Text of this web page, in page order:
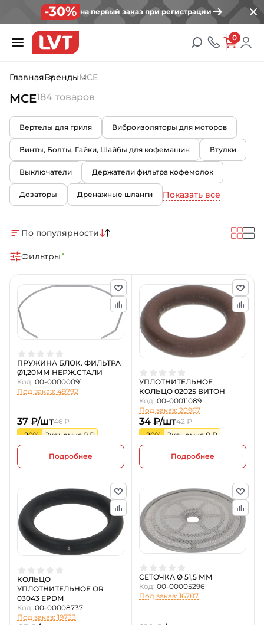
-30% на первый заказ при регистрации
0
ГлавнаяБрендыMCE
MCE184 товаров
Вертелы для гриля Виброизоляторы для моторов
Винты, Болты, Гайки, Шайбы для кофемашин Втулки
Выключатели Держатели фильтра кофемолок
Дозаторы Дренажные шланги Показать все
По популярности
Фильтры
ПРУЖИНА БЛОК. ФИЛЬТРА
Ø1,20ММ НЕРЖ.СТАЛИ
Код: 00-00000091
Под заказ: 49792
37 ₽/шт46 ₽
-20%
Экономия 9 ₽
Подробнее
УПЛОТНИТЕЛЬНОЕ
КОЛЬЦО 02025 ВИТОН
Код: 00-00011089
Под заказ: 20967
34 ₽/шт42 ₽
-20%
Экономия 8 ₽
Подробнее
КОЛЬЦО
УПЛОТНИТЕЛЬНОЕ OR
03043 EPDM
Код: 00-00008737
Под заказ: 19733
СЕТОЧКА Ø 51,5 ММ
Код: 00-00005296
Под заказ: 16787